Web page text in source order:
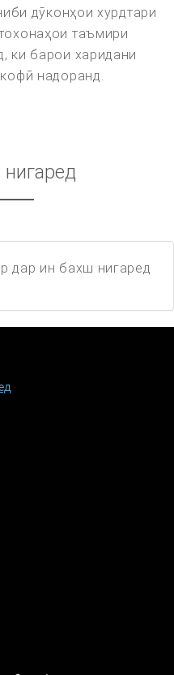
дӯконҳои хурдтари
таъмири
ки барои харидани
надоранд.
дар ин бахш нигаред